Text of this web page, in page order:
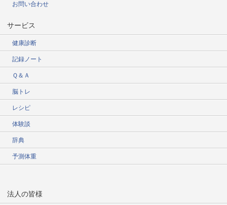
お問い合わせ
サービス
健康診断
記録ノート
Ｑ＆Ａ
脳トレ
レシピ
体験談
辞典
予測体重
法人の皆様